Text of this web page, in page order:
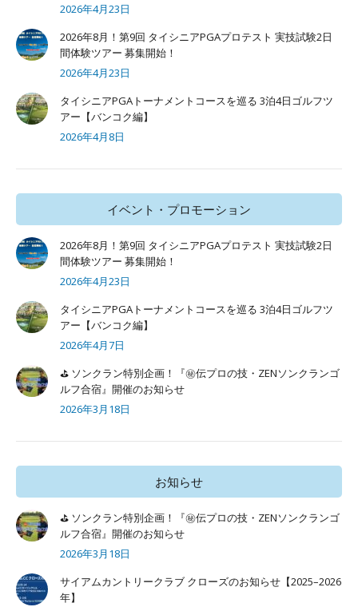
2026年4月23日
2026年8月！第9回 タイシニアPGAプロテスト 実技試験2日
間体験ツアー 募集開始！
2026年4月23日
タイシニアPGAトーナメントコースを巡る 3泊4日ゴルフツ
アー【バンコク編】
2026年4月8日
イベント・プロモーション
2026年8月！第9回 タイシニアPGAプロテスト 実技試験2日
間体験ツアー 募集開始！
2026年4月23日
タイシニアPGAトーナメントコースを巡る 3泊4日ゴルフツ
アー【バンコク編】
2026年4月7日
⛳ ソンクラン特別企画！『㊙️伝プロの技・ZENソンクランゴ
ルフ合宿』開催のお知らせ
2026年3月18日
お知らせ
⛳ ソンクラン特別企画！『㊙️伝プロの技・ZENソンクランゴ
ルフ合宿』開催のお知らせ
2026年3月18日
サイアムカントリークラブ クローズのお知らせ【2025–2026
年】